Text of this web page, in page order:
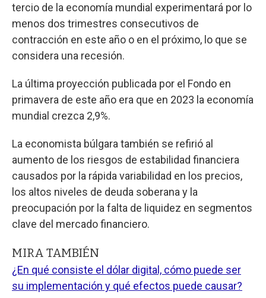
tercio de la economía mundial experimentará por lo
menos dos trimestres consecutivos de
contracción en este año o en el próximo, lo que se
considera una recesión.
La última proyección publicada por el Fondo en
primavera de este año era que en 2023 la economía
mundial crezca 2,9%.
La economista búlgara también se refirió al
aumento de los riesgos de estabilidad financiera
causados por la rápida variabilidad en los precios,
los altos niveles de deuda soberana y la
preocupación por la falta de liquidez en segmentos
clave del mercado financiero.
MIRA TAMBIÉN
¿En qué consiste el dólar digital, cómo puede ser
su implementación y qué efectos puede causar?